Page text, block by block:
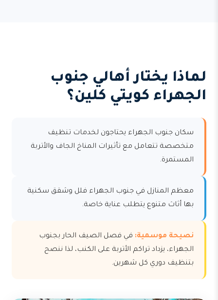
لماذا يختار أهالي جنوب
الجهراء كويتي كلين؟
سكان جنوب الجهراء يحتاجون لخدمات تنظيف
متخصصة تتعامل مع تأثيرات المناخ الجاف والأتربة
المستمرة.
معظم المنازل في جنوب الجهراء فلل وشقق سكنية
بها أثاث متنوع يتطلب عناية خاصة.
نصيحة موسمية: في فصل الصيف الحار بجنوب
الجهراء، يزداد تراكم الأتربة على الكنب، لذا ننصح
بتنظيف دوري كل شهرين.